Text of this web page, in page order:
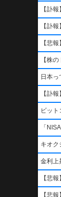
【訃
【訃
【悲
【株
日本
【訃
ビッ
「
キオク
金利上
【悲
【悲